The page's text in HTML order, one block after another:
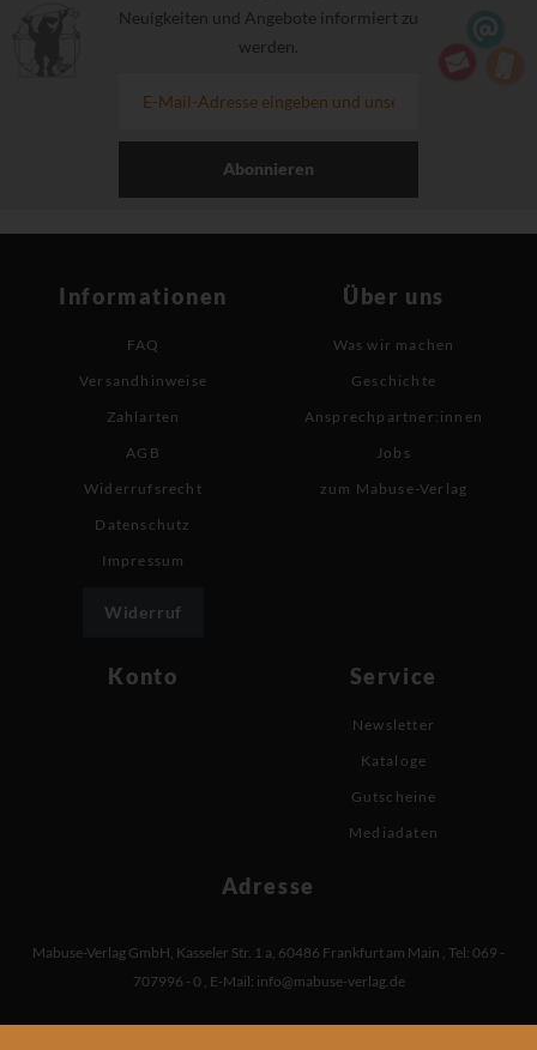
Neuigkeiten und Angebote informiert zu
werden.
Abonnieren
Informationen
FAQ
Versandhinweise
Zahlarten
AGB
Widerrufsrecht
Datenschutz
Impressum
Widerruf
Über uns
Was wir machen
Geschichte
Ansprechpartner:innen
Jobs
zum Mabuse-Verlag
Konto Service
Newsletter
Kataloge
Gutscheine
Mediadaten
Adresse
Mabuse-Verlag GmbH Kasseler Str. 1 a 60486 Frankfurt am Main Tel: 069 -
707996 - 0 E-Mail: info@mabuse-verlag.de